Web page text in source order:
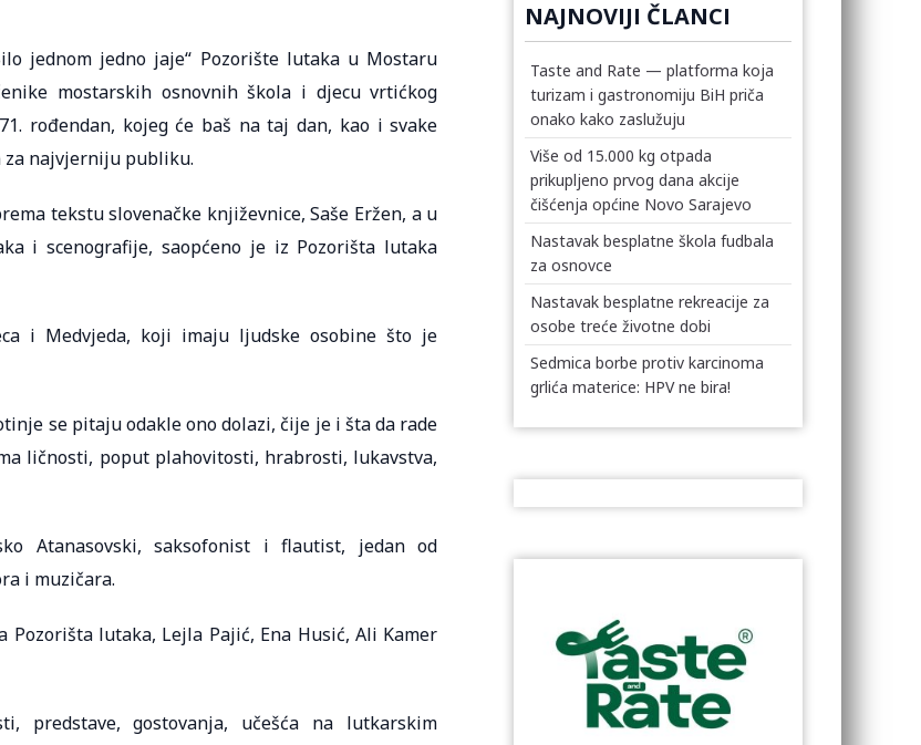
jednom jedno jaje“ Pozorište lutaka u Mostaru
mostarskih osnovnih škola i djecu vrtićkog
rođendan, kojeg će baš na taj dan, kao i svake
za najvjerniju publiku.
tekstu slovenačke književnice, Saše Eržen, a u
i scenografije, saopćeno je iz Pozorišta lutaka
i Medvjeda, koji imaju ljudske osobine što je
se pitaju odakle ono dolazi, čije je i šta da rade
ličnosti, poput plahovitosti, hrabrosti, lukavstva,
Atanasovski, saksofonist i flautist, jedan od
i muzičara.
lutaka, Lejla Pajić, Ena Husić, Ali Kamer
predstave, gostovanja, učešća na lutkarskim
NAJNOVIJI ČLANCI
Taste and Rate — platforma koja
turizam i gastronomiju BiH priča
onako kako zaslužuju
Više od 15.000 kg otpada
prikupljeno prvog dana akcije
čišćenja općine Novo Sarajevo
Nastavak besplatne škola fudbala
za osnovce
Nastavak besplatne rekreacije za
osobe treće životne dobi
Sedmica borbe protiv karcinoma
grlića materice: HPV ne bira!